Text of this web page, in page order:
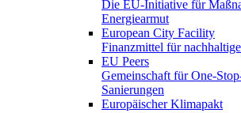
Die EU-Initiative für
Energiearmut
European City Facility
Finanzmittel für
EU Peers
Gemeinschaft für One-
Sanierungen
Europäischer Klimapakt